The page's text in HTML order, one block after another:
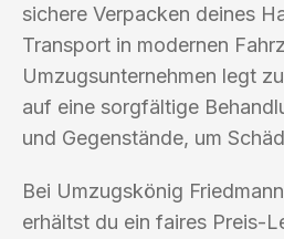
sichere Verpacken deines
Transport in modernen
Umzugsunternehmen legt
auf eine sorgfältige
und Gegenstände, um
Bei Umzugskönig
erhältst du ein faires Preis-